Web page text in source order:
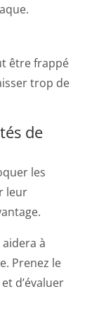
être frappé
trop de
de
les
leur
à
Prenez le
d’évaluer